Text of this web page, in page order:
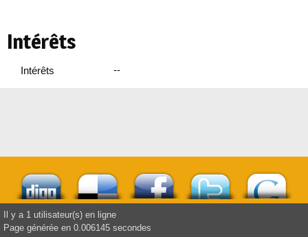
Intérêts
Intérêts --
Il y a 1 utilisateur(s) en ligne
Page générée en 0.006145 secondes